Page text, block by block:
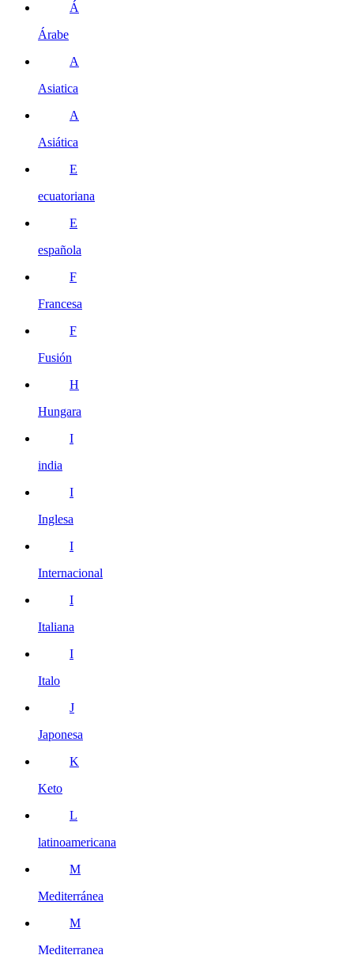
Á
Árabe
A
Asiatica
A
Asiática
E
ecuatoriana
E
española
F
Francesa
F
Fusión
H
Hungara
I
india
I
Inglesa
I
Internacional
I
Italiana
I
Italo
J
Japonesa
K
Keto
L
latinoamericana
M
Mediterránea
M
Mediterranea